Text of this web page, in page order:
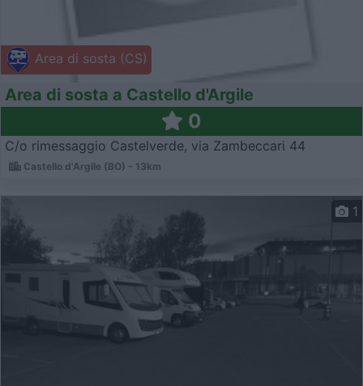
Area di sosta (CS)
Area di sosta a Castello d'Argile
0
C/o rimessaggio Castelverde, via Zambeccari 44
Castello d'Argile (BO) - 13km
1